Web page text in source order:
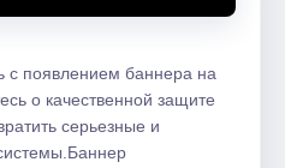
с появлением баннера на
о качественной защите
серьезные и